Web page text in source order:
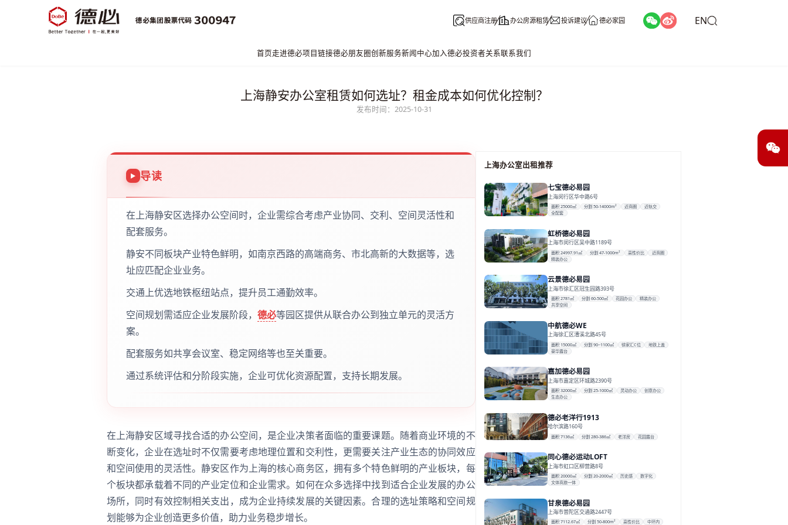
供应商注册 办公房源租赁 投诉建议 德必家园 EN
首页走进德必项目链接德必朋友圈创新服务新闻中心加入德必投资者关系联系我们
上海静安办公室租赁如何选址？租金成本如何优化控制？
发布时间：2025-10-31
导读
在上海静安区选择办公空间时，企业需综合考虑产业协同、交利、空间灵活性和
配套服务。
静安不同板块产业特色鲜明，如南京西路的高端商务、市北高新的大数据等，选
址应匹配企业业务。
交通上优选地铁枢纽站点，提升员工通勤效率。
空间规划需适应企业发展阶段， 德必等园区提供从联合办公到独立单元的灵活方
案。
配套服务如共享会议室、稳定网络等也至关重要。
通过系统评估和分阶段实施，企业可优化资源配置，支持长期发展。
在上海静安区域寻找合适的办公空间，是企业决策者面临的重要课题。随着商业环境的不
断变化，企业在选址时不仅需要考虑地理位置和交利性，更需要关注产业生态的协同效应
和空间使用的灵活性。静安区作为上海的核心商务区，拥有多个特色鲜明的产业板块，每
个板块都承载着不同的产业定位和企业需求。如何在众多选择中找到适合企业发展的办公
场所，同时有效控制相关支出，成为企业持续发展的关键因素。合理的选址策略和空间规
划能够为企业创造更多价值，助力业务稳步增长。
上海办公室出租推荐
七宝德必易园
上海闵行区华中路6号
面积 25000㎡ 分割 50-14000m² 近商圈
近轨交
全配套
虹桥德必易园
上海市闵行区吴中路1189号
面积 24997.91㎡ 分割 47-1000m² 高性价比
近商圈
精装办公
云景德必易园
上海市徐汇区冠生园路393号
面积 2781㎡ 分割 60-500㎡ 花园办公
精装办公
共享空间
中航德必WE
上海徐汇区漕溪北路45号
面积 15000㎡ 分割 90~1100㎡ 徐家汇C位
地铁上盖
豪华露台
嘉加德必易园
上海市嘉定区环城路2390号
面积 32000㎡ 分割 25-1000㎡ 灵动办公
创意办公
生态办公
德必老洋行1913
哈尔滨路160号
面积 7136㎡ 分割 280-386㎡ 老洋房 花园露台
同心德必运动LOFT
上海市虹口区柳营路8号
面积 20000㎡ 分割 20-2000㎡ 历史感
数字化
文体商旅一体
甘泉德必易园
上海市普陀区交通路2447号
面积 7112.67㎡ 分割 50-800m² 高性价比 中环内